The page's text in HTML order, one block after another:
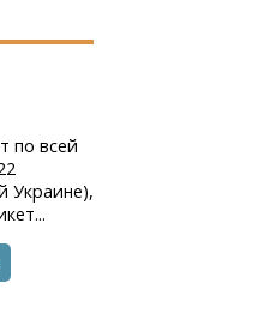
по всей
Украине),